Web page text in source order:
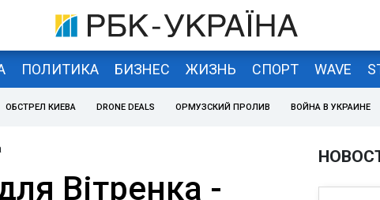
ПОЛИТИКА БИЗНЕС ЖИЗНЬ СПОРТ WAVE
ОБСТРЕЛ КИЕВА DRONE DEALS ОРМУЗСКИЙ ПРОЛИВ ВОЙНА В УКРАИНЕ
Вітренка -